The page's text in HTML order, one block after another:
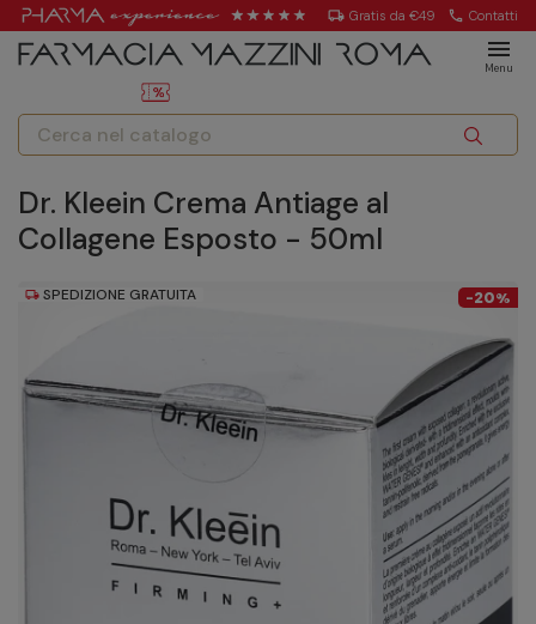
local_shipping Gratis da €49 call Contatti
menu
Menu
Dr. Kleein Crema Antiage al
Collagene Esposto - 50ml
local_shipping SPEDIZIONE GRATUITA -20%